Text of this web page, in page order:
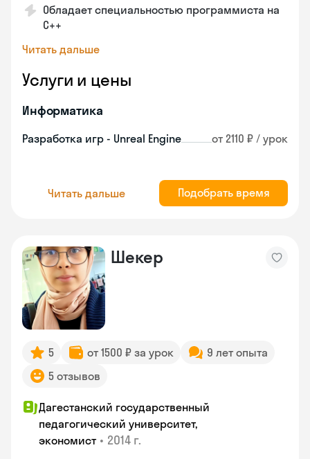
Обладает специальностью программиста на
C++
Читать дальше
Услуги и цены
Информатика
Разработка игр - Unreal Engine от 2110 ₽ / урок
Читать дальше Подобрать время
Шекер
5 от 1500 ₽ за урок
9 лет опыта
5 отзывов
Дагестанский государственный
педагогический университет,
экономист • 2014 г.